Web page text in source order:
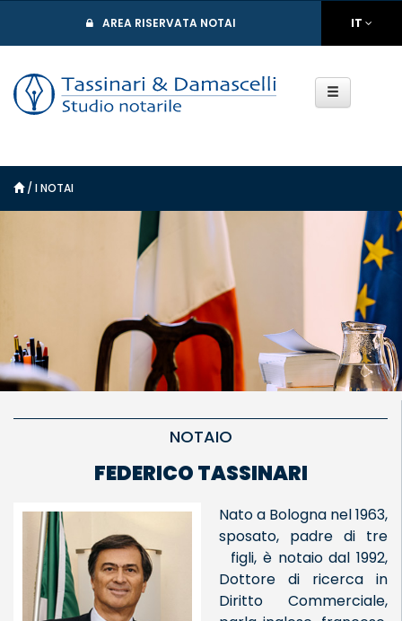
AREA RISERVATA NOTAI IT
/ I NOTAI
NOTAIO
FEDERICO TASSINARI
Nato a Bologna nel 1963,
sposato, padre di tre
figli, è notaio dal 1992,
Dottore di ricerca in
Diritto Commerciale,